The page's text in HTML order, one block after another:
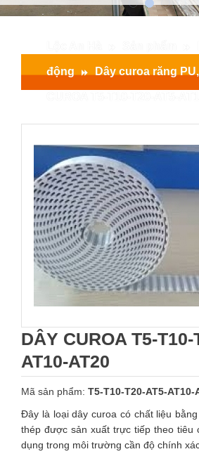
động Dây curoa răng
DÂY CUROA T5-T10-
AT10-AT20
Mã sản phẩm: T5-T10-T20-AT5-AT10-
Đây là loại dây curoa có chất liệu
thép được sản xuất trực tiếp theo tiêu
dụng trong môi trường cần độ chính